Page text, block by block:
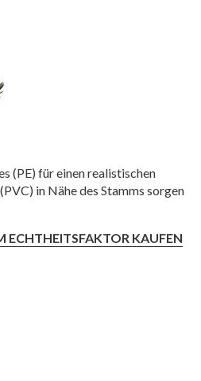
(PE) für einen realistischen
in Nähe des Stamms sorgen
ECHTHEITSFAKTOR KAUFEN